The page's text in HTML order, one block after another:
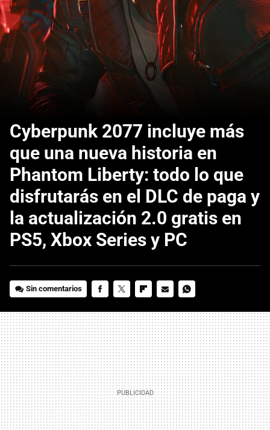
Cyberpunk 2077 incluye más
que una nueva historia en
Phantom Liberty: todo lo que
disfrutarás en el DLC de paga y
la actualización 2.0 gratis en
PS5, Xbox Series y PC
Sin comentarios
MAIL